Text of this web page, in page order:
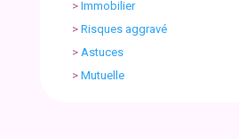
> Immobilier
> Risques aggravé
> Astuces
> Mutuelle